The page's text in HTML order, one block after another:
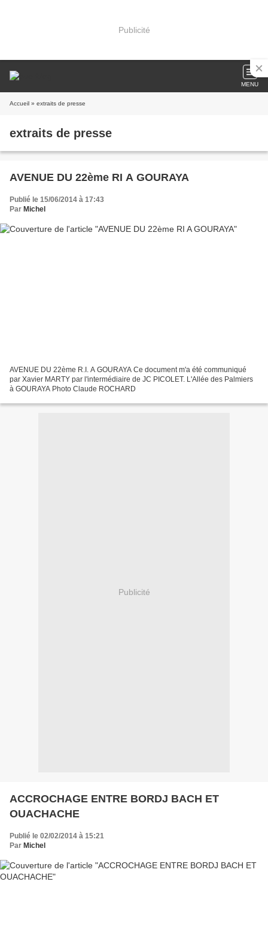
Publicité
MENU
Accueil » extraits de presse
extraits de presse
AVENUE DU 22ème RI A GOURAYA
Publié le 15/06/2014 à 17:43
Par Michel
AVENUE DU 22ème R.I. A GOURAYA Ce document m'a été communiqué
par Xavier MARTY par l'intermédiaire de JC PICOLET. L'Allée des Palmiers
à GOURAYA Photo Claude ROCHARD
Publicité
ACCROCHAGE ENTRE BORDJ BACH ET
OUACHACHE
Publié le 02/02/2014 à 15:21
Par Michel